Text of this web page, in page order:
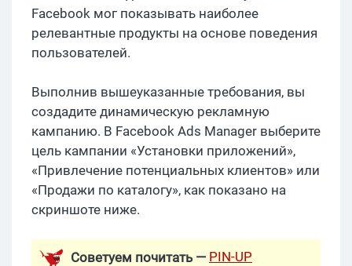
Facebook мог показывать наиболее
релевантные продукты на основе поведения
пользователей.
Выполнив вышеуказанные требования, вы
создадите динамическую рекламную
кампанию. В Facebook Ads Manager выберите
цель кампании «Установки приложений»,
«Привлечение потенциальных клиентов» или
«Продажи по каталогу», как показано на
скриншоте ниже.
Советуем почитать — PIN-UP